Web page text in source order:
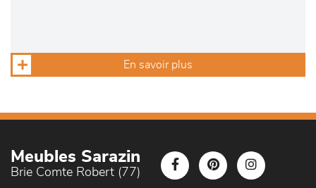
En savoir plus
Meubles Sarazin
Brie Comte Robert (77)